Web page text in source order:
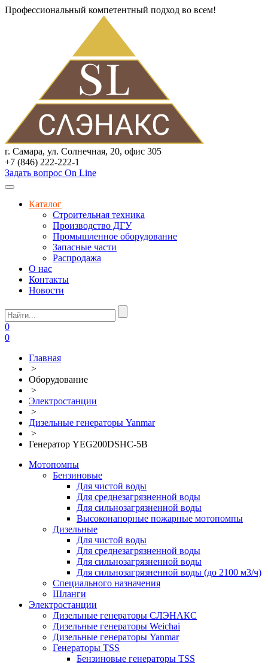
Профессиональный компетентный подход во всем!
г. Самара, ул. Солнечная, 20, офис 305
+7 (846) 222-222-1
Задать вопрос On Line
Каталог
Строительная техника
Производство ДГУ
Промышленное оборудование
Запасные части
Распродажа
О нас
Контакты
Новости
0
0
Главная
>
Оборудование
>
Электростанции
>
Дизельные генераторы Yanmar
>
Генератор YEG200DSHC-5B
Мотопомпы
Бензиновые
Для чистой воды
Для среднезагрязненной воды
Для сильнозагрязненной воды
Высоконапорные пожарные мотопомпы
Дизельные
Для чистой воды
Для среднезагрязненной воды
Для сильнозагрязненной воды
Для сильнозагрязненной воды (до 2100 м3/ч)
Специального назначения
Шланги
Электростанции
Дизельные генераторы СЛЭНАКС
Дизельные генераторы Weichai
Дизельные генераторы Yanmar
Генераторы TSS
Бензиновые генераторы TSS